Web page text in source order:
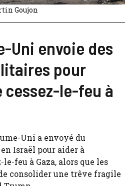
Goujon
Uni envoie des
pour
le-feu à
Uni a envoyé du
Israël pour aider à
feu à Gaza, alors que les
consolider une trêve fragile